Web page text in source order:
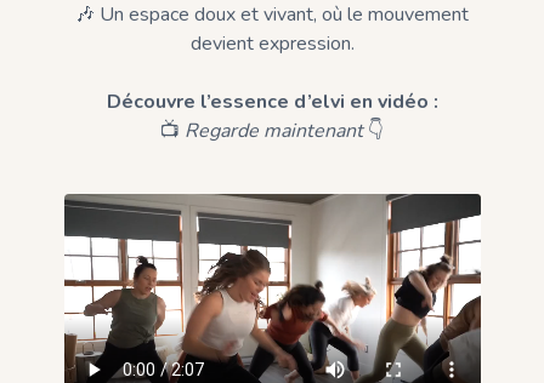
🎶 Un espace doux et vivant, où le mouvement
devient expression.
Découvre l’essence d’elvi en vidéo :
📺 Regarde maintenant👇